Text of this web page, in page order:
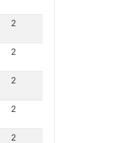
2
2
2
2
2